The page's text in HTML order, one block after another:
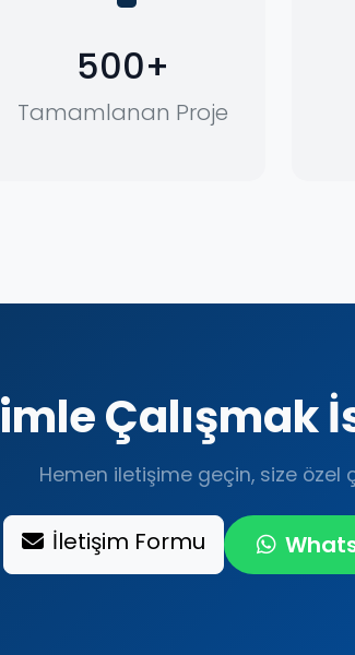
500+
Tamamlanan Proje
Çalışmak
Hemen iletişime geçin, size özel
İletişim Formu